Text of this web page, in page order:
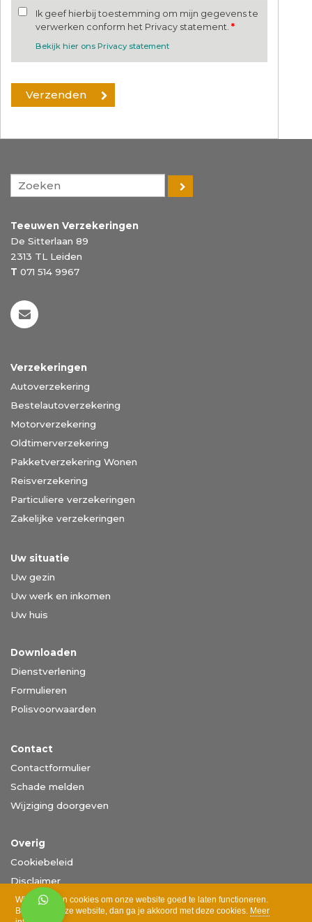
Wij gebruiken cookies om onze website goed te laten functioneren.
Bezoek je onze website, dan ga je akkoord met deze cookies. Meer
Ik geef hierbij toestemming om mijn gegevens te
verwerken conform het Privacy statement. *
Bekijk hier ons Privacy statement
Teeuwen Verzekeringen
De Sitterlaan 89
2313 TL Leiden
T 071 514 9967
Verzekeringen
Autoverzekering
Bestelautoverzekering
Motorverzekering
Oldtimerverzekering
Pakketverzekering Wonen
Reisverzekering
Particuliere verzekeringen
Zakelijke verzekeringen
Uw situatie
Uw gezin
Uw werk en inkomen
Uw huis
Downloaden
Dienstverlening
Formulieren
Polisvoorwaarden
Contact
Contactformulier
Schade melden
Wijziging doorgeven
Overig
Cookiebeleid
Disclaimer
Privacy